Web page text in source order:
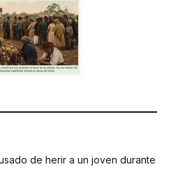
de herir a un joven durante